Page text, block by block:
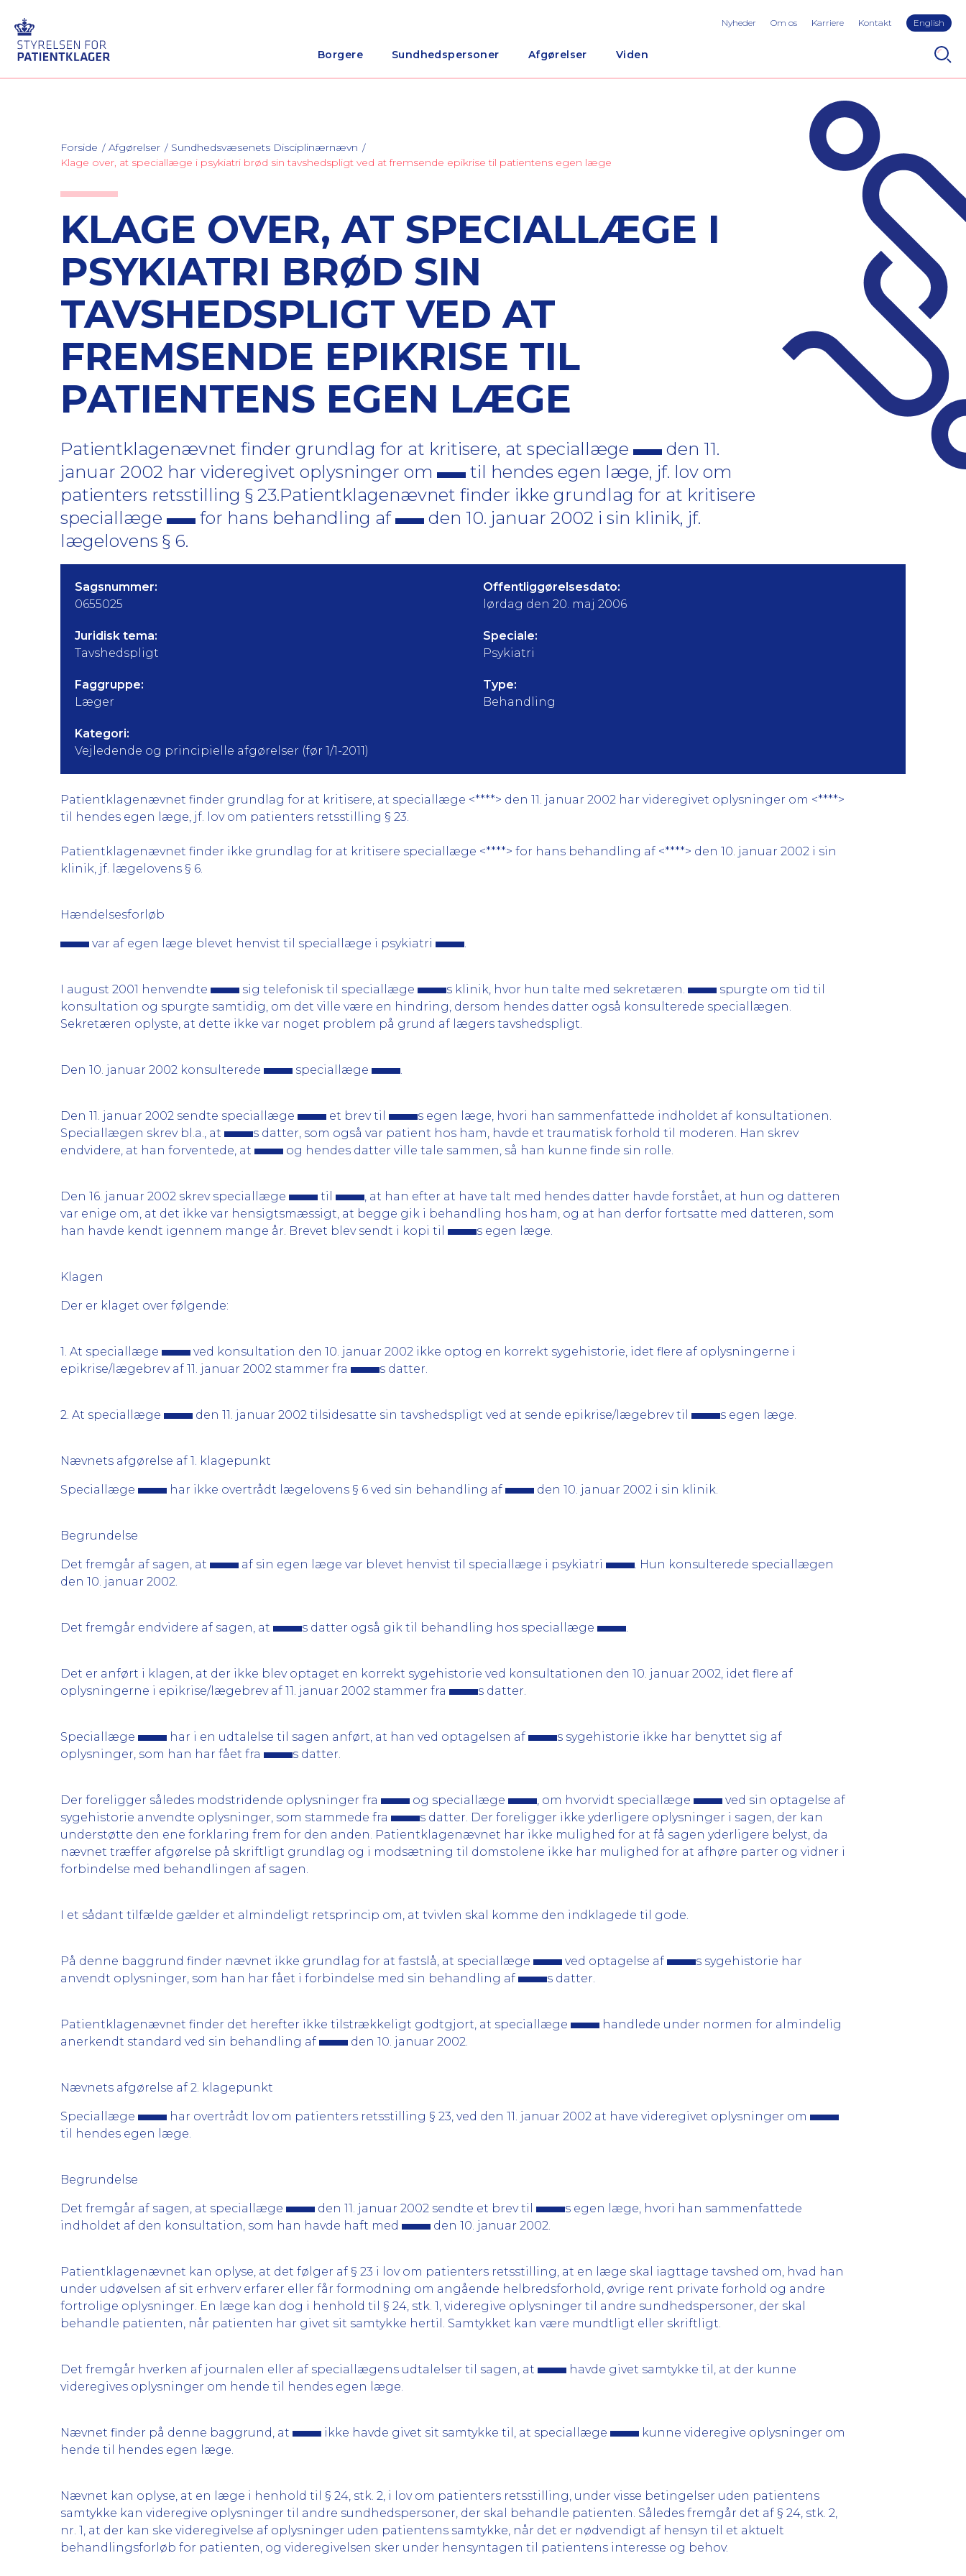
Borgere Sundhedspersoner Afgørelser Viden
Nyheder Om os Karriere Kontakt English
Forside Afgørelser
Sundhedsvæsenets Disciplinærnævn
Klage over, at speciallæge i psykiatri brød sin tavshedspligt ved at fremsende epikrise til patientens egen læge
KLAGE OVER, AT SPECIALLÆGE I
PSYKIATRI BRØD SIN
TAVSHEDSPLIGT VED AT
FREMSENDE EPIKRISE TIL
PATIENTENS EGEN LÆGE
Patientklagenævnet finder grundlag for at kritisere, at speciallæge
den 11.
januar 2002 har videregivet oplysninger om
til hendes egen læge, jf. lov om
patienters retsstilling § 23.Patientklagenævnet finder ikke grundlag for at kritisere
speciallæge
for hans behandling af
den 10. januar 2002 i sin klinik, jf.
lægelovens § 6.
Sagsnummer:
0655025
Offentliggørelsesdato:
lørdag den 20. maj 2006
Juridisk tema:
Tavshedspligt
Speciale:
Psykiatri
Faggruppe:
Læger
Type:
Behandling
Kategori:
Vejledende og principielle afgørelser (før 1/1-2011)
Patientklagenævnet finder grundlag for at kritisere, at speciallæge <****> den 11. januar 2002 har videregivet oplysninger om <****>
til hendes egen læge, jf. lov om patienters retsstilling § 23.
Patientklagenævnet finder ikke grundlag for at kritisere speciallæge <****> for hans behandling af <****> den 10. januar 2002 i sin
klinik, jf. lægelovens § 6.
Hændelsesforløb
var af egen læge blevet henvist til speciallæge i psykiatri .
I august 2001 henvendte sig telefonisk til speciallæge s klinik, hvor hun talte med sekretæren.
spurgte om tid til
konsultation og spurgte samtidig, om det ville være en hindring, dersom hendes datter også konsulterede speciallægen.
Sekretæren oplyste, at dette ikke var noget problem på grund af lægers tavshedspligt.
Den 10. januar 2002 konsulterede speciallæge .
Den 11. januar 2002 sendte speciallæge et brev til
s egen læge, hvori han sammenfattede indholdet af konsultationen.
Speciallægen skrev bl.a., at
s datter, som også var patient hos ham, havde et traumatisk forhold til moderen. Han skrev
endvidere, at han forventede, at
og hendes datter ville tale sammen, så han kunne finde sin rolle.
Den 16. januar 2002 skrev speciallæge til
, at han efter at have talt med hendes datter havde forstået, at hun og datteren
var enige om, at det ikke var hensigtsmæssigt, at begge gik i behandling hos ham, og at han derfor fortsatte med datteren, som
han havde kendt igennem mange år. Brevet blev sendt i kopi til
s egen læge.
Klagen
Der er klaget over følgende:
1. At speciallæge
ved konsultation den 10. januar 2002 ikke optog en korrekt sygehistorie, idet flere af oplysningerne i
epikrise/lægebrev af 11. januar 2002 stammer fra
s datter.
2. At speciallæge den 11. januar 2002 tilsidesatte sin tavshedspligt ved at sende epikrise/lægebrev til s egen læge.
Nævnets afgørelse af 1. klagepunkt
Speciallæge har ikke overtrådt lægelovens § 6 ved sin behandling af den 10. januar 2002 i sin klinik.
Begrundelse
Det fremgår af sagen, at af sin egen læge var blevet henvist til speciallæge i psykiatri
. Hun konsulterede speciallægen
den 10. januar 2002.
Det fremgår endvidere af sagen, at s datter også gik til behandling hos speciallæge .
Det er anført i klagen, at der ikke blev optaget en korrekt sygehistorie ved konsultationen den 10. januar 2002, idet flere af
oplysningerne i epikrise/lægebrev af 11. januar 2002 stammer fra
s datter.
Speciallæge har i en udtalelse til sagen anført, at han ved optagelsen af
s sygehistorie ikke har benyttet sig af
oplysninger, som han har fået fra
s datter.
Der foreligger således modstridende oplysninger fra og speciallæge , om hvorvidt speciallæge
ved sin optagelse af
sygehistorie anvendte oplysninger, som stammede fra
s datter. Der foreligger ikke yderligere oplysninger i sagen, der kan
understøtte den ene forklaring frem for den anden. Patientklagenævnet har ikke mulighed for at få sagen yderligere belyst, da
nævnet træffer afgørelse på skriftligt grundlag og i modsætning til domstolene ikke har mulighed for at afhøre parter og vidner i
forbindelse med behandlingen af sagen.
I et sådant tilfælde gælder et almindeligt retsprincip om, at tvivlen skal komme den indklagede til gode.
På denne baggrund finder nævnet ikke grundlag for at fastslå, at speciallæge ved optagelse af
s sygehistorie har
anvendt oplysninger, som han har fået i forbindelse med sin behandling af
s datter.
Patientklagenævnet finder det herefter ikke tilstrækkeligt godtgjort, at speciallæge
handlede under normen for almindelig
anerkendt standard ved sin behandling af
den 10. januar 2002.
Nævnets afgørelse af 2. klagepunkt
Speciallæge
har overtrådt lov om patienters retsstilling § 23, ved den 11. januar 2002 at have videregivet oplysninger om
til hendes egen læge.
Begrundelse
Det fremgår af sagen, at speciallæge den 11. januar 2002 sendte et brev til
s egen læge, hvori han sammenfattede
indholdet af den konsultation, som han havde haft med
den 10. januar 2002.
Patientklagenævnet kan oplyse, at det følger af § 23 i lov om patienters retsstilling, at en læge skal iagttage tavshed om, hvad han
under udøvelsen af sit erhverv erfarer eller får formodning om angående helbredsforhold, øvrige rent private forhold og andre
fortrolige oplysninger. En læge kan dog i henhold til § 24, stk. 1, videregive oplysninger til andre sundhedspersoner, der skal
behandle patienten, når patienten har givet sit samtykke hertil. Samtykket kan være mundtligt eller skriftligt.
Det fremgår hverken af journalen eller af speciallægens udtalelser til sagen, at
havde givet samtykke til, at der kunne
videregives oplysninger om hende til hendes egen læge.
Nævnet finder på denne baggrund, at ikke havde givet sit samtykke til, at speciallæge
kunne videregive oplysninger om
hende til hendes egen læge.
Nævnet kan oplyse, at en læge i henhold til § 24, stk. 2, i lov om patienters retsstilling, under visse betingelser uden patientens
samtykke kan videregive oplysninger til andre sundhedspersoner, der skal behandle patienten. Således fremgår det af § 24, stk. 2,
nr. 1, at der kan ske videregivelse af oplysninger uden patientens samtykke, når det er nødvendigt af hensyn til et aktuelt
behandlingsforløb for patienten, og videregivelsen sker under hensyntagen til patientens interesse og behov.